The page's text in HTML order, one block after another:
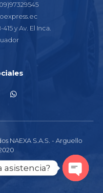
y Av. El Inca.
NAEXA S.A.S. - Arguello
asistencia?
Open